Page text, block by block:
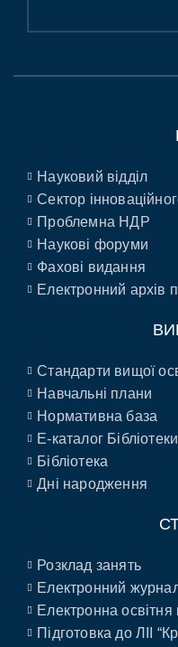
Науковий відділ
Сектор
Проблемна НДР
Наукові форуми
Фахові видання
Електронний архів
Стандарти вищої
Навчальні плани
Нормативна база
E-каталог Бібліотеки
Бібліотека
Дні народження
Розклад занять
Електронний
Електронна
Підготовка до ЛІІ